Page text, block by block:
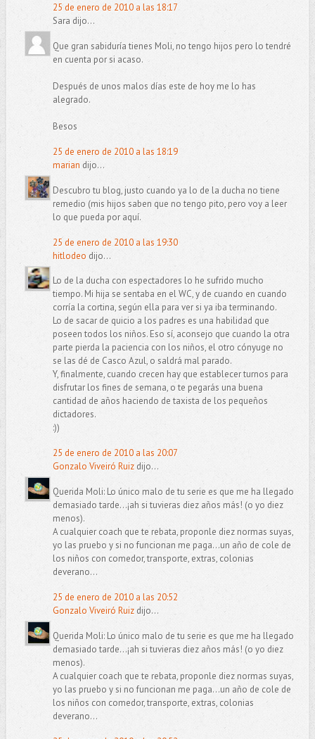
25 de enero de 2010 a las 18:17
Sara dijo...
Que gran sabiduría tienes Moli, no tengo hijos pero lo tendré
en cuenta por si acaso.
Después de unos malos días este de hoy me lo has
alegrado.
Besos
25 de enero de 2010 a las 18:19
marian dijo...
Descubro tu blog, justo cuando ya lo de la ducha no tiene
remedio (mis hijos saben que no tengo pito, pero voy a leer
lo que pueda por aquí.
25 de enero de 2010 a las 19:30
hitlodeo dijo...
Lo de la ducha con espectadores lo he sufrido mucho
tiempo. Mi hija se sentaba en el WC, y de cuando en cuando
corría la cortina, según ella para ver si ya iba terminando.
Lo de sacar de quicio a los padres es una habilidad que
poseen todos los niños. Eso sí, aconsejo que cuando la otra
parte pierda la paciencia con los niños, el otro cónyuge no
se las dé de Casco Azul, o saldrá mal parado.
Y, finalmente, cuando crecen hay que establecer turnos para
disfrutar los fines de semana, o te pegarás una buena
cantidad de años haciendo de taxista de los pequeños
dictadores.
:))
25 de enero de 2010 a las 20:07
Gonzalo Viveiró Ruizdijo...
Querida Moli: Lo único malo de tu serie es que me ha llegado
demasiado tarde...¡ah si tuvieras diez años más! (o yo diez
menos).
A cualquier coach que te rebata, proponle diez normas suyas,
yo las pruebo y si no funcionan me paga...un año de cole de
los niños con comedor, transporte, extras, colonias
deverano...
25 de enero de 2010 a las 20:52
Gonzalo Viveiró Ruizdijo...
Querida Moli: Lo único malo de tu serie es que me ha llegado
demasiado tarde...¡ah si tuvieras diez años más! (o yo diez
menos).
A cualquier coach que te rebata, proponle diez normas suyas,
yo las pruebo y si no funcionan me paga...un año de cole de
los niños con comedor, transporte, extras, colonias
deverano...